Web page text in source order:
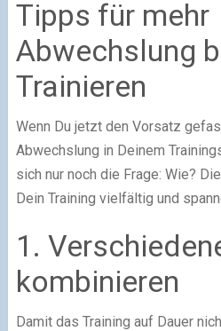
Tipps für mehr
Abwechslung
Trainieren
Wenn Du jetzt den Vorsatz
Abwechslung in Deinem
sich nur noch die Frage: Wie?
Dein Training vielfältig und
1.
kombinieren
Damit das Training auf Dauer